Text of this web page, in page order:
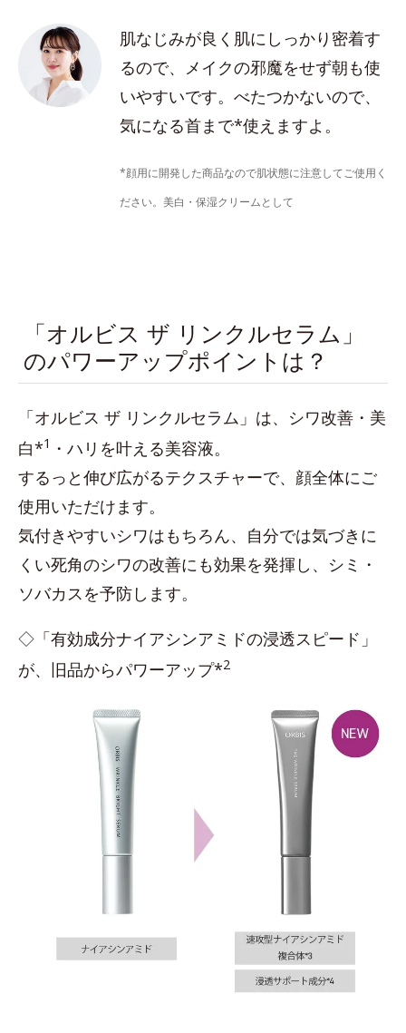
肌なじみが良く肌にしっかり密着す
るので、メイクの邪魔をせず朝も使
いやすいです。べたつかないので、
気になる首まで*使えますよ。
*顔用に開発した商品なので肌状態に注意してご使用く
ださい。美白・保湿クリームとして
「オルビス ザ リンクルセラム」
のパワーアップポイントは？
「オルビス ザ リンクルセラム」は、シワ改善・美
白*1 ・ハリを叶える美容液。
するっと伸び広がるテクスチャーで、顔全体にご
使用いただけます。
気付きやすいシワはもちろん、自分では気づきに
くい死角のシワの改善にも効果を発揮し、シミ・
ソバカスを予防します。
◇「有効成分ナイアシンアミドの浸透スピード」
が、旧品からパワーアップ*2